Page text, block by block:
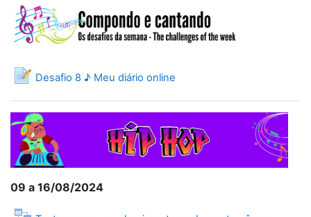
Desafio 8 ♪ Meu diário online
Journal
09 a 16/08/2024